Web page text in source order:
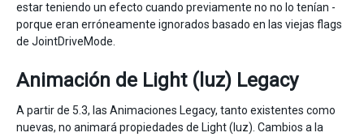
estar teniendo un efecto cuando previamente no no lo tenían -
porque eran erróneamente ignorados basado en las viejas flags
de JointDriveMode.
Animación de Light (luz) Legacy
A partir de 5.3, las Animaciones Legacy, tanto existentes como
nuevas, no animará propiedades de Light (luz). Cambios a la